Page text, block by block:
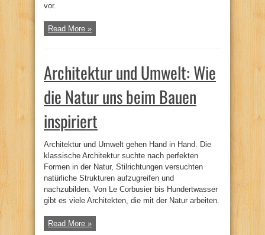
vor.
Read More »
Architektur und Umwelt: Wie
die Natur uns beim Bauen
inspiriert
Architektur und Umwelt gehen Hand in Hand. Die
klassische Architektur suchte nach perfekten
Formen in der Natur, Stilrichtungen versuchten
natürliche Strukturen aufzugreifen und
nachzubilden. Von Le Corbusier bis Hundertwasser
gibt es viele Architekten, die mit der Natur arbeiten.
Read More »